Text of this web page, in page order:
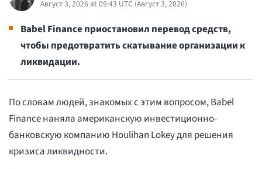
Август 3, 2026 at 09:43 UTC (Август 3, 2026)
Babel Finance приостановил перевод средств,
чтобы предотвратить скатывание организации к
ликвидации.
По словам людей, знакомых с этим вопросом, Babel
Finance наняла американскую инвестиционно-
банковскую компанию Houlihan Lokey для решения
кризиса ликвидности.